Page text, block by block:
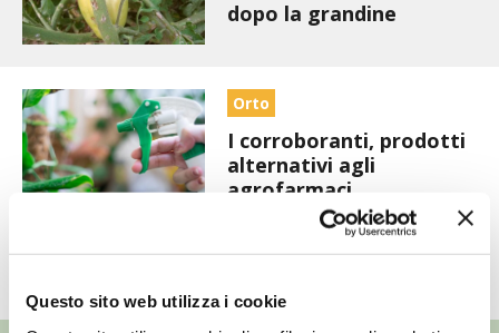
Questo sito web utilizza i cookie
NATURALMENTE
RASIKAL
BIOGENTS
dopo la grandine
Orto
I corroboranti, prodotti
alternativi agli
agrofarmaci
convenzionali che
aiutano la resistenza
delle piante